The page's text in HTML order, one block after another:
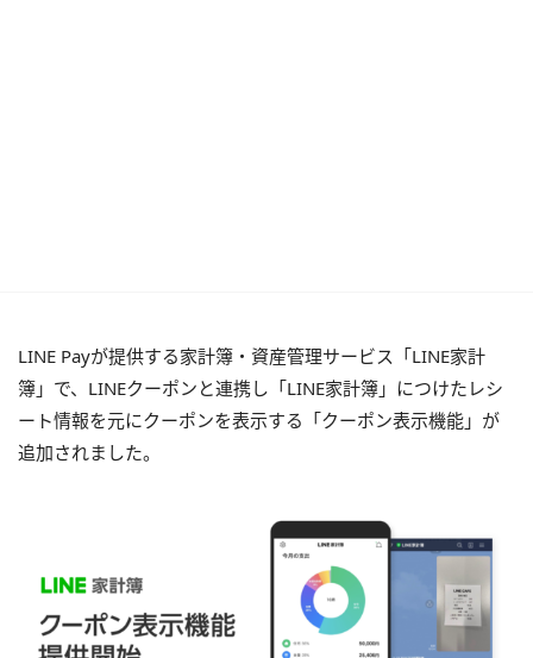
LINE Payが提供する家計簿・資産管理サービス「LINE家計
簿」で、LINEクーポンと連携し「LINE家計簿」につけたレシ
ート情報を元にクーポンを表示する「クーポン表示機能」が
追加されました。